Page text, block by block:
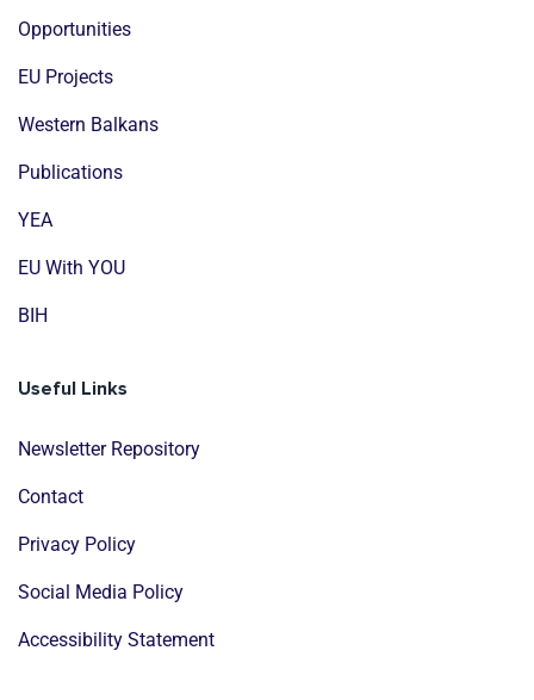
Opportunities
EU Projects
Western Balkans
Publications
YEA
EU With YOU
BIH
Useful Links
Newsletter Repository
Contact
Privacy Policy
Social Media Policy
Accessibility Statement